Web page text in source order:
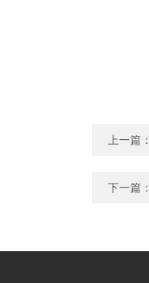
上一篇
下一篇